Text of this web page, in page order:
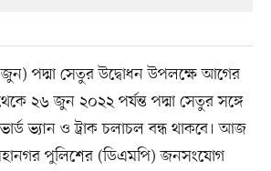
পদ্মা সেতুর উদ্বোধন উপলক্ষে আগের
২৬ জুন ২০২২ পর্যন্ত পদ্মা সেতুর সঙ্গে
ভ্যান ও ট্রাক চলাচল বন্ধ থাকবে। আজ
মহানগর পুলিশের (ডিএমপি) জনসংযোগ